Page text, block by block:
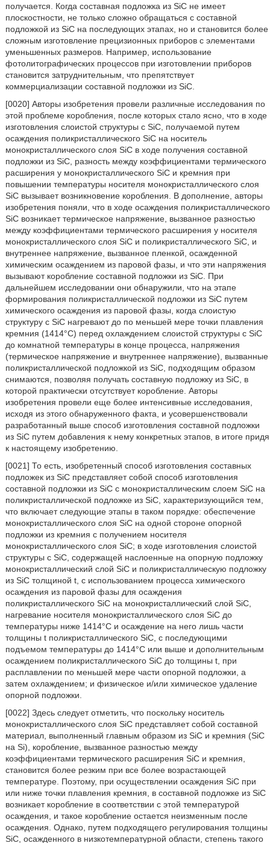
получается. Когда составная подложка из SiC не имеет
плоскостности, не только сложно обращаться с составной
подложкой из SiC на последующих этапах, но и становится более
сложным изготовление прецизионных приборов с элементами
уменьшенных размеров. Например, использование
фотолитографических процессов при изготовлении приборов
становится затруднительным, что препятствует
коммерциализации составной подложки из SiC.
[0020] Авторы изобретения провели различные исследования по
этой проблеме коробления, после которых стало ясно, что в ходе
изготовления слоистой структуры с SiC, получаемой путем
осаждения поликристаллического SiC на носитель
монокристаллического слоя SiC в ходе получения составной
подложки из SiC, разность между коэффициентами термического
расширения у монокристаллического SiC и кремния при
повышении температуры носителя монокристаллического слоя
SiC вызывает возникновение коробления. В дополнение, авторы
изобретения поняли, что в ходе осаждения поликристаллического
SiC возникает термическое напряжение, вызванное разностью
между коэффициентами термического расширения у носителя
монокристаллического слоя SiC и поликристаллического SiC, и
внутреннее напряжение, вызванное пленкой, осажденной
химическим осаждением из паровой фазы, и что эти напряжения
вызывают коробление составной подложки из SiC. При
дальнейшем исследовании они обнаружили, что на этапе
формирования поликристаллической подложки из SiC путем
химического осаждения из паровой фазы, когда слоистую
структуру с SiC нагревают до по меньшей мере точки плавления
кремния (1414°C) перед охлаждением слоистой структуры с SiC
до комнатной температуры в конце процесса, напряжения
(термическое напряжение и внутреннее напряжение), вызванные
поликристаллической подложкой из SiC, подходящим образом
снимаются, позволяя получать составную подложку из SiC, в
которой практически отсутствует коробление. Авторы
изобретения провели еще более интенсивные исследования,
исходя из этого обнаруженного факта, и усовершенствовали
разработанный выше способ изготовления составной подложки
из SiC путем добавления к нему конкретных этапов, в итоге придя
к настоящему изобретению.
[0021] То есть, изобретенный способ изготовления составных
подложек из SiC представляет собой способ изготовления
составной подложки из SiC с монокристаллическим слоем SiC на
поликристаллической подложке из SiC, характеризующийся тем,
что включает следующие этапы в таком порядке: обеспечение
монокристаллического слоя SiC на одной стороне опорной
подложки из кремния с получением носителя
монокристаллического слоя SiC; в ходе изготовления слоистой
структуры с SiC, содержащей наслоенные на опорную подложку
монокристаллический слой SiC и поликристаллическую подложку
из SiC толщиной t, с использованием процесса химического
осаждения из паровой фазы для осаждения
поликристаллического SiC на монокристаллический слой SiC,
нагревание носителя монокристаллического слоя SiC до
температуры ниже 1414°C и осаждение на него лишь части
толщины t поликристаллического SiC, с последующими
подъемом температуры до 1414°C или выше и дополнительным
осаждением поликристаллического SiC до толщины t, при
расплавлении по меньшей мере части опорной подложки, а
затем охлаждением; и физическое и/или химическое удаление
опорной подложки.
[0022] Здесь следует отметить, что поскольку носитель
монокристаллического слоя SiC представляет собой составной
материал, выполненный главным образом из SiC и кремния (SiC
на Si), коробление, вызванное разностью между
коэффициентами термического расширения SiC и кремния,
становится более резким при все более возрастающей
температуре. Поэтому, при осуществлении осаждения SiC при
или ниже точки плавления кремния, в составной подложке из SiC
возникает коробление в соответствии с этой температурой
осаждения, и такое коробление остается неизменным после
осаждения. Однако, путем подходящего регулирования толщины
SiC, осажденного в низкотемпературной области, степень такого